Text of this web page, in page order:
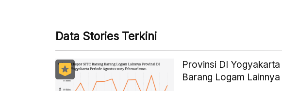
Data Stories Terkini
Provinsi DI
Barang Logam Lainnya